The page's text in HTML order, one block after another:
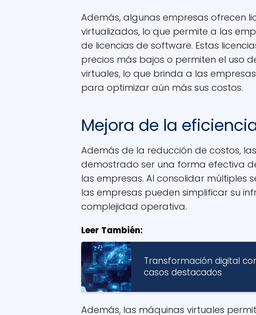
Además, algunas empresas ofrecen
virtualizados, lo que permite a las
de licencias de software. Estas
precios más bajos o permiten el uso
virtuales, lo que brinda a las
para optimizar aún más sus costos.
Mejora de la
Además de la reducción de costos,
demostrado ser una forma efectiva
las empresas. Al consolidar múltiples
las empresas pueden simplificar su
complejidad operativa.
Leer También:
Transformación digital
casos destacados
Además, las máquinas virtuales